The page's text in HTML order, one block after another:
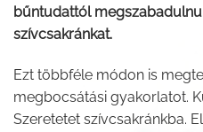
bűntudattól
szívcsakránkat.
Ezt többféle módon is
megbocsátási gyakorlatot.
Szeretetet szívcsakránkba.